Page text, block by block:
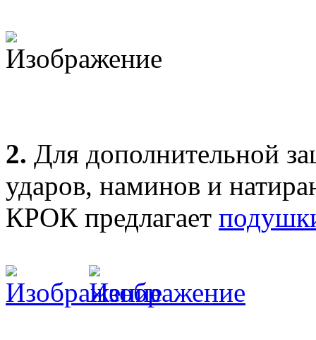
2. Для дополнительной
ударов, наминов и
КРОК предлагает